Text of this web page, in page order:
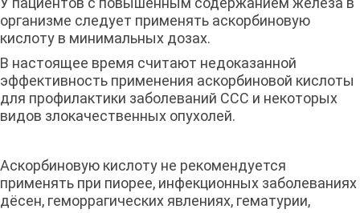
организме следует применять аскорбиновую
кислоту в минимальных дозах.
В настоящее время считают недоказанной
эффективность применения аскорбиновой кислоты
для профилактики заболеваний ССС и некоторых
видов злокачественных опухолей.
Аскорбиновую кислоту не рекомендуется
применять при пиорее, инфекционных заболеваниях
дёсен, геморрагических явлениях, гематурии,